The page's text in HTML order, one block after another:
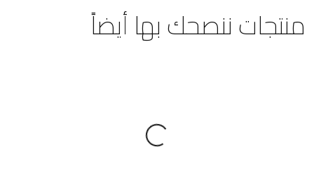
منتجات ننصحك بها أيضاً